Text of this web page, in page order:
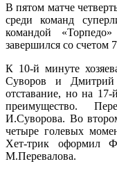
В пятом матче
среди команд
командой
завершился со счетом
К 10-й минуте
Суворов и Дмитрий
отставание, но на
преимущество.
И.Суворова. Во
четыре голевых
Хет-трик оформил
М.Перевалова.